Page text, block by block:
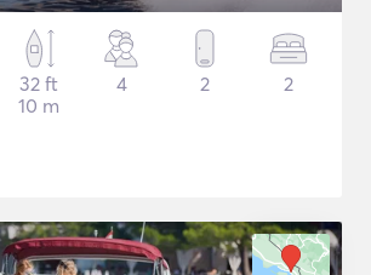
32 ft
10 m
4 2 2